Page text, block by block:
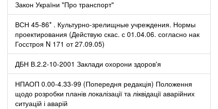
Закон України "Про транспорт"
ВСН 45-86* . Культурно-зрелищные учреждения. Нормы
проектирования (Действую скас. с 01.04.06. согласно нак
Госстроя N 171 от 27.09.05)
ДБН В.2.2-10-2001 Заклади охорони здоров'я
НПАОП 0.00-4.33-99 (Попередня редакція) Положення
щодо розробки планів локалізації та ліквідації аварійних
ситуацій і аварій